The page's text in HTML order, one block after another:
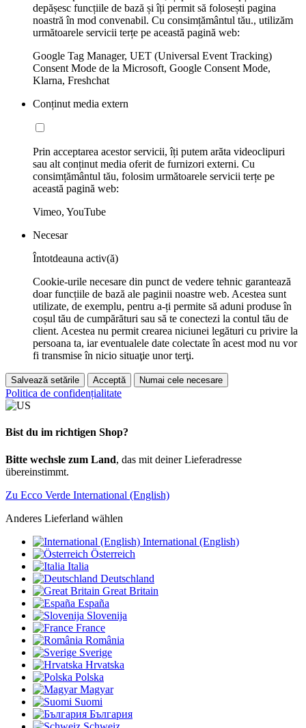
depășesc funcțiile de bază și îți permit să folosești pagina
noastră în mod convenabil. Cu consimțământul tău., utilizăm
următoarele servicii terțe pe această pagină web:
Google Tag Manager, UET (Universal Event Tracking)
Consent Mode de la Microsoft, Google Consent Mode,
Klarna, Freshchat
Conținut media extern
Prin acceptarea acestor servicii, îți putem arăta videoclipuri
sau alt conținut media oferit de furnizori externi. Cu
consimțământul tău, folosim următoarele servicii terțe pe
această pagină web:
Vimeo, YouTube
Necesar
Întotdeauna activ(ă)
Cookie-urile necesare din punct de vedere tehnic garantează
doar funcțiile de bază ale paginii noastre web. Acestea sunt
utilizate, de exemplu, pentru a-ți permite să aduni produse în
coșul tău de cumpărături sau să te conectezi la contul tău de
client. Acestea nu permit crearea niciunei legături cu privire la
persoana ta, iar eventualele date colectate în acest mod nu vor
fi transmise în nicio situaţie unor terţi.
Salvează setările Acceptă Numai cele necesare
Politica de confidențialitate
Bist du im richtigen Shop?
Bitte wechsle zum Land, das mit deiner Lieferadresse
übereinstimmt.
Zu Ecco Verde International (English)
Anderes Lieferland wählen
International (English)
Österreich
Italia
Deutschland
Great Britain
España
Slovenija
France
România
Sverige
Hrvatska
Polska
Magyar
Suomi
България